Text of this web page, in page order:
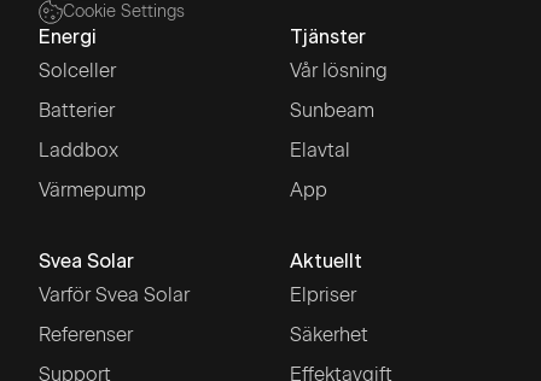
Cookie Settings
Energi
Solceller
Batterier
Laddbox
Värmepump
Tjänster
Vår lösning
Sunbeam
Elavtal
App
Svea Solar
Varför Svea Solar
Referenser
Support
Aktuellt
Elpriser
Säkerhet
Effektavgift